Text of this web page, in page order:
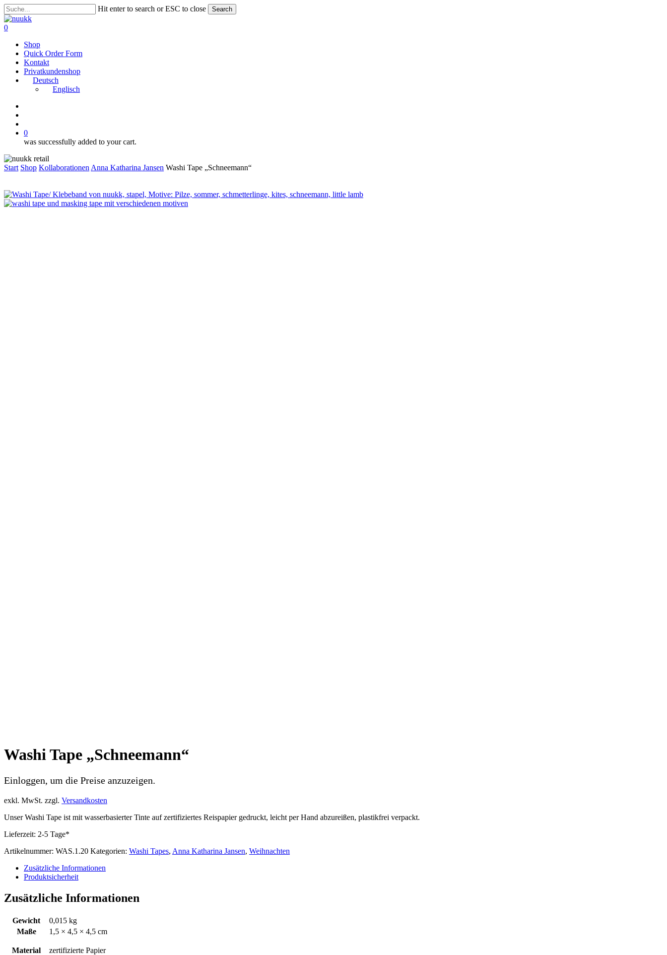
Skip
to
main
Hit enter to search or ESC to close Search
Close
Search
search
account
0
Shop
Quick Order Form
Kontakt
Privatkundenshop
Deutsch
Englisch
0
was successfully added to your cart.
Start Shop Kollaborationen Anna Katharina Jansen Washi Tape „Schneemann“
Washi Tape „Schneemann“
Einloggen, um die Preise anzuzeigen.
exkl. MwSt. zzgl. Versandkosten
Unser Washi Tape ist mit wasserbasierter Tinte auf zertifiziertes Reispapier gedruckt, leicht per Hand abzureißen, plastikfrei verpackt.
Lieferzeit: 2-5 Tage*
Artikelnummer: WAS.1.20 Kategorien: Washi Tapes, Anna Katharina Jansen, Weihnachten
Zusätzliche Informationen
Produktsicherheit
Zusätzliche Informationen
Gewicht
0,015 kg
Maße
1,5 × 4,5 × 4,5 cm
Material zertifizierte Papier